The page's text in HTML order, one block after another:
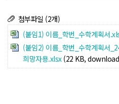
첨부파일 (2개)
(붙임1) 이름_학번_수학계획서
(붙임2) 이름_학번_수학계획서
희망자용.xlsx (22 KB,